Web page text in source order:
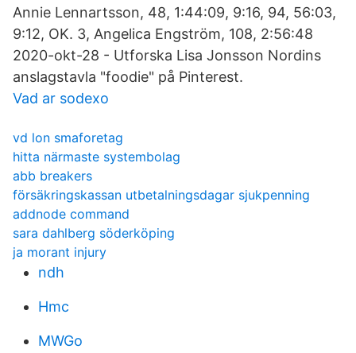
Annie Lennartsson, 48, 1:44:09, 9:16, 94, 56:03,
9:12, OK. 3, Angelica Engström, 108, 2:56:48
2020-okt-28 - Utforska Lisa Jonsson Nordins
anslagstavla "foodie" på Pinterest.
Vad ar sodexo
vd lon smaforetag
hitta närmaste systembolag
abb breakers
försäkringskassan utbetalningsdagar sjukpenning
addnode command
sara dahlberg söderköping
ja morant injury
ndh
Hmc
MWGo